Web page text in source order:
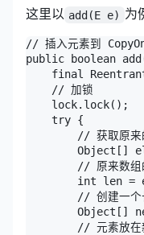
这里以 add(E e) 为
// 插入元素到
public boolean
final
    // 加锁
    lock.lock();
    try {
// 获取原来
Object[]
// 原来数组
int len =
// 创建一个
Object[]
// 元素放在